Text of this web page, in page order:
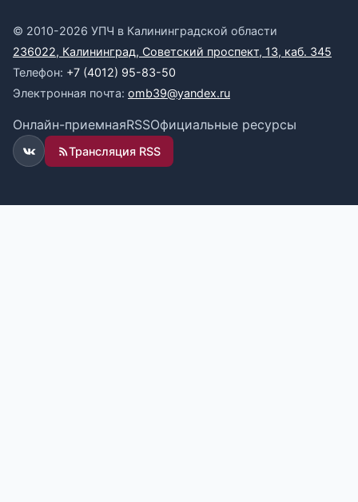
© 2010-2026 УПЧ в Калининградской области
236022, Калининград, Советский проспект, 13, каб. 345
Телефон: +7 (4012) 95-83-50
Электронная почта: omb39@yandex.ru
Онлайн-приемнаяRSSОфициальные ресурсы
ВКонтакте
Трансляция RSS